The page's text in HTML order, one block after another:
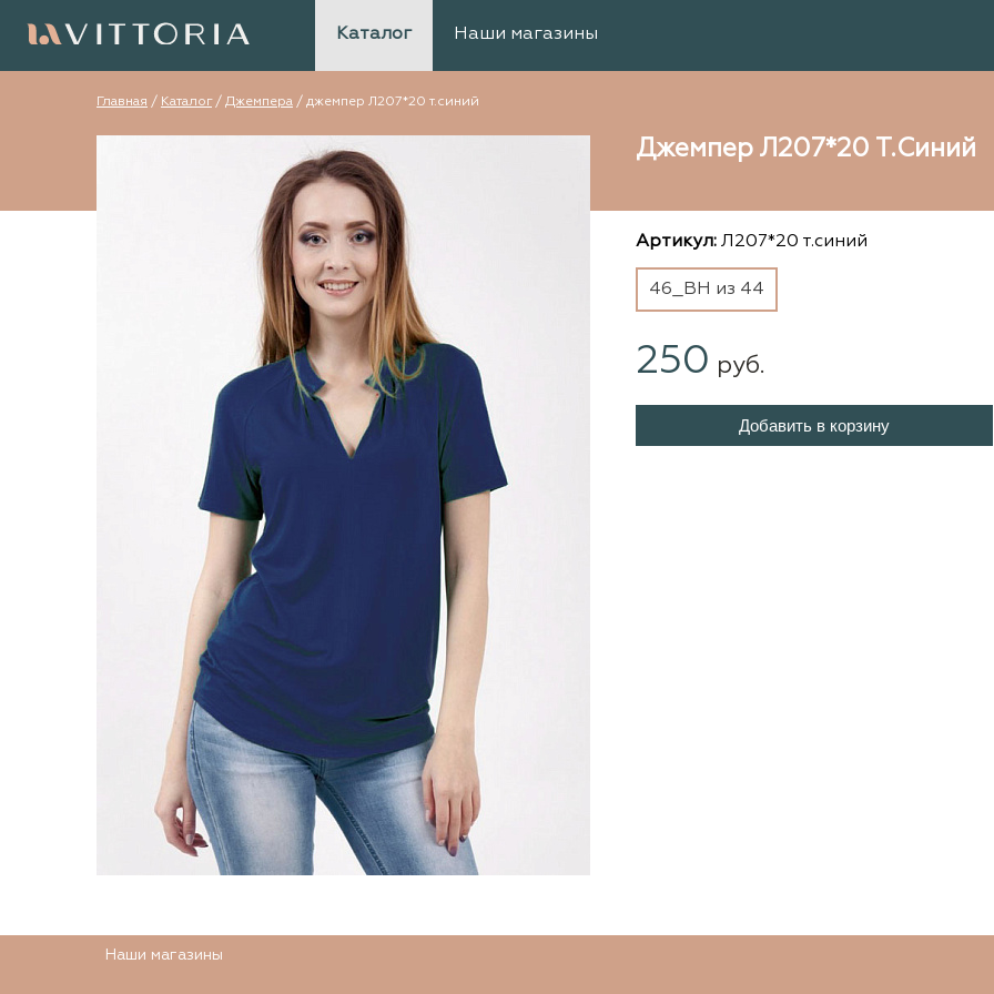
Каталог Наши магазины
Главная / Каталог/ Джемпера / джемпер Л207*20 т.синий
Джемпер Л207*20 Т.синий
Артикул: Л207*20 т.синий
46_ВН из 44
250 руб.
Добавить в корзину
Наши магазины